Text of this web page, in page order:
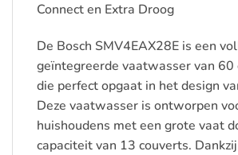
Connect en Extra Droog
De Bosch SMV4EAX28E is een
geïntegreerde vaatwasser van 60
die perfect opgaat in het design
Deze vaatwasser is ontworpen
huishoudens met een grote vaat
capaciteit van 13 couverts.